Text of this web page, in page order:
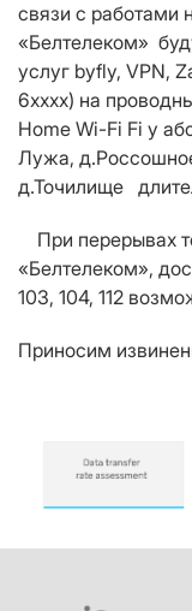
связи с работами
«Белтелеком»
услуг byfly, VPN,
6xxxx) на
Home Wi-Fi Fi у
Лужа,
д.Точилище
При перерывах
«Белтелеком»,
103, 104, 112
Приносим